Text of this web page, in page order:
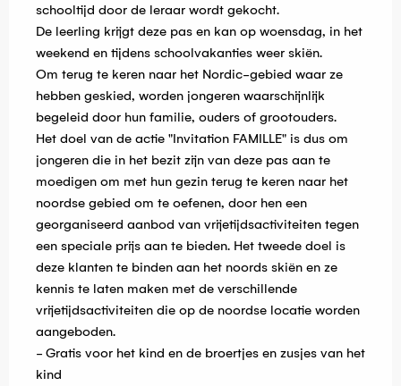
schooltijd door de leraar wordt gekocht.
De leerling krijgt deze pas en kan op woensdag, in het
weekend en tijdens schoolvakanties weer skiën.
Om terug te keren naar het Nordic-gebied waar ze
hebben geskied, worden jongeren waarschijnlijk
begeleid door hun familie, ouders of grootouders.
Het doel van de actie "Invitation FAMILLE" is dus om
jongeren die in het bezit zijn van deze pas aan te
moedigen om met hun gezin terug te keren naar het
noordse gebied om te oefenen, door hen een
georganiseerd aanbod van vrijetijdsactiviteiten tegen
een speciale prijs aan te bieden. Het tweede doel is
deze klanten te binden aan het noords skiën en ze
kennis te laten maken met de verschillende
vrijetijdsactiviteiten die op de noordse locatie worden
aangeboden.
- Gratis voor het kind en de broertjes en zusjes van het
kind